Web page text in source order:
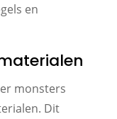
en
monsters
Dit